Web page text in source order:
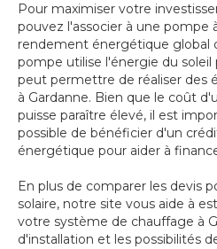
Pour maximiser votre
pouvez l'associer à une pompe
rendement énergétique global
pompe utilise l'énergie du soleil
peut permettre de réaliser des
à Gardanne. Bien que le coût
puisse paraître élevé, il est
possible de bénéficier d'un
énergétique pour aider à
En plus de comparer les devis
solaire, notre site vous aide à
votre système de chauffage à
d'installation et les possibilités